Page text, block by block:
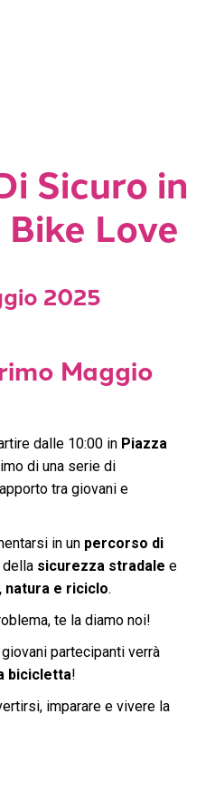
Sicuro in
Love
2025
Maggio
dalle 10:00 in Piazza
di una serie di
tra giovani e
in un percorso di
della sicurezza stradale e
natura e riciclo.
te la diamo noi!
partecipanti verrà
bicicletta!
imparare e vivere la